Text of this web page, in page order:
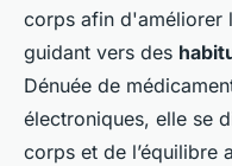
corps afin d'améliorer
guidant vers des
Dénuée de
électroniques, elle se
corps et de l’équilibre